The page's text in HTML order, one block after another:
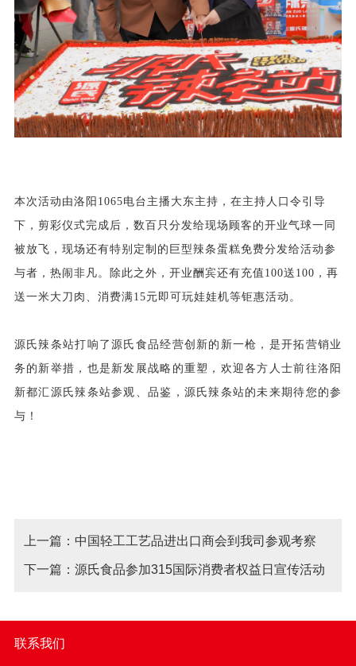
本次活动由洛阳1065电台主播大东主持，在主持人口令引导
下，剪彩仪式完成后，数百只分发给现场顾客的开业气球一同
被放飞，现场还有特别定制的巨型辣条蛋糕免费分发给活动参
与者，热闹非凡。除此之外，开业酬宾还有充值100送100， 再
送一米大刀肉、消费满15元即可玩娃娃机等钜惠活动。
源氏辣条站打响了源氏食品经营创新的新一枪，是开拓营销业
务的新举措，也是新发展战略的重塑，欢迎各方人士前往洛阳
新都汇源氏辣条站参观、品鉴，源氏辣条站的未来期待您的参
与！
上一篇：中国轻工工艺品进出口商会到我司参观考察
下一篇：源氏食品参加315国际消费者权益日宣传活动
联系我们